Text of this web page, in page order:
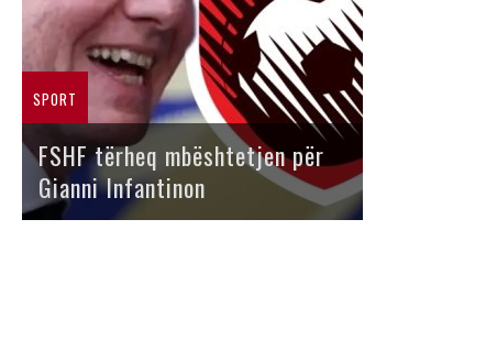
SPORT
FSHF tërheq mbështetjen për
Gianni Infantinon